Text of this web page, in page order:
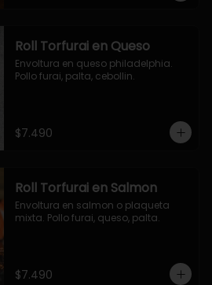
Roll Torfurai en Queso
Envoltura en queso philadelphia.
Pollo furai, palta, cebollin.
$7.490
Roll Torfurai en Salmon
Envoltura en salmon o plaqueta
mixta. Pollo furai, queso, palta.
$7.490